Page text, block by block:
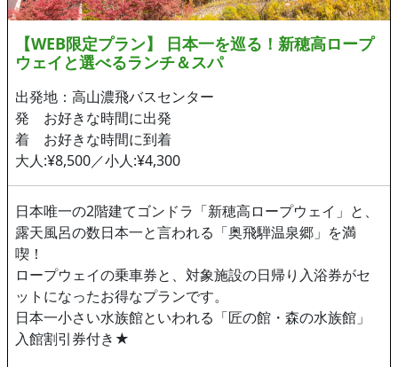
【WEB限定プラン】 日本一を巡る！新穂高ロープ
ウェイと選べるランチ＆スパ
出発地：高山濃飛バスセンター
発 お好きな時間に出発
着 お好きな時間に到着
大人:¥8,500／小人:¥4,300
日本唯一の2階建てゴンドラ「新穂高ロープウェイ」と、
露天風呂の数日本一と言われる「奥飛騨温泉郷」を満
喫！
ロープウェイの乗車券と、対象施設の日帰り入浴券がセ
ットになったお得なプランです。
日本一小さい水族館といわれる「匠の館・森の水族館」
入館割引券付き★